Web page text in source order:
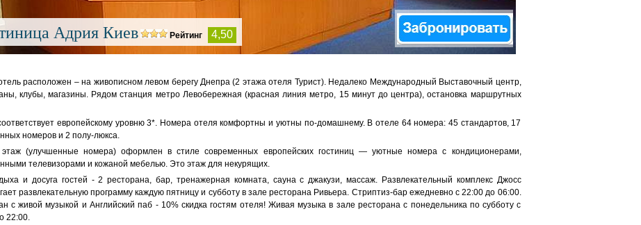
Адрия Киев Рейтинг 4,50
расположен – на живописном левом берегу Днепра (2 этажа отеля Турист). Недалеко Международный Выставочный центр,
клубы, магазины. Рядом станция метро Левобережная (красная линия метро, 15 минут до центра), остановка маршрутных
европейскому уровню 3*. Номера отеля комфортны и уютны по-домашнему. В отеле 64 номера: 45 стандартов, 17
номеров и 2 полу-люкса.
(улучшенные номера) оформлен в стиле современных европейских гостиниц — уютные номера с кондиционерами,
телевизорами и кожаной мебелью. Это этаж для некурящих.
и досуга гостей - 2 ресторана, бар, тренажерная комната, сауна с джакузи, массаж. Развлекательный комплекс Джосс
развлекательную программу каждую пятницу и субботу в зале ресторана Ривьера. Стриптиз-бар ежедневно с 22:00 до 06:00.
с живой музыкой и Английский паб - 10% скидка гостям отеля! Живая музыка в зале ресторана с понедельника по субботу с
22:00.